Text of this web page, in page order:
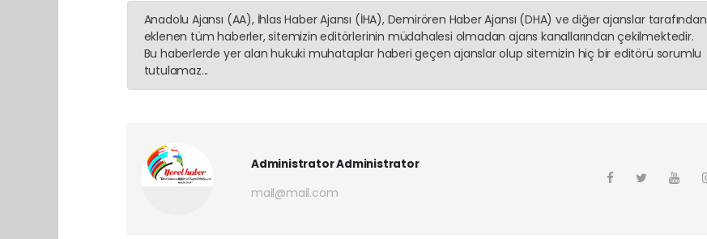
Anadolu Ajansı (AA), İhlas Haber Ajansı (İHA), Demirören Haber Ajansı (DHA) ve diğer ajanslar tarafından
eklenen tüm haberler, sitemizin editörlerinin müdahalesi olmadan ajans kanallarından çekilmektedir.
Bu haberlerde yer alan hukuki muhataplar haberi geçen ajanslar olup sitemizin hiç bir editörü sorumlu
tutulamaz...
Administrator Administrator
mail@mail.com